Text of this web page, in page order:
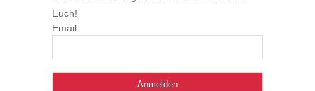
Euch!
Email